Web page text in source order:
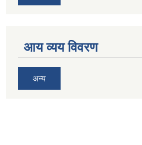
आय व्यय विवरण
अन्य